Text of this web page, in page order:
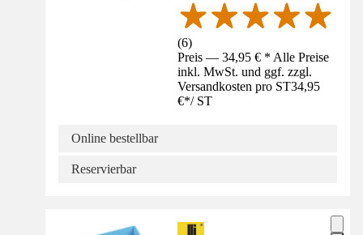
(6)
Preis — 34,95 € * Alle Preise
inkl. MwSt. und ggf. zzgl.
Versandkosten pro ST34,95
€*/ ST
Online bestellbar
Reservierbar